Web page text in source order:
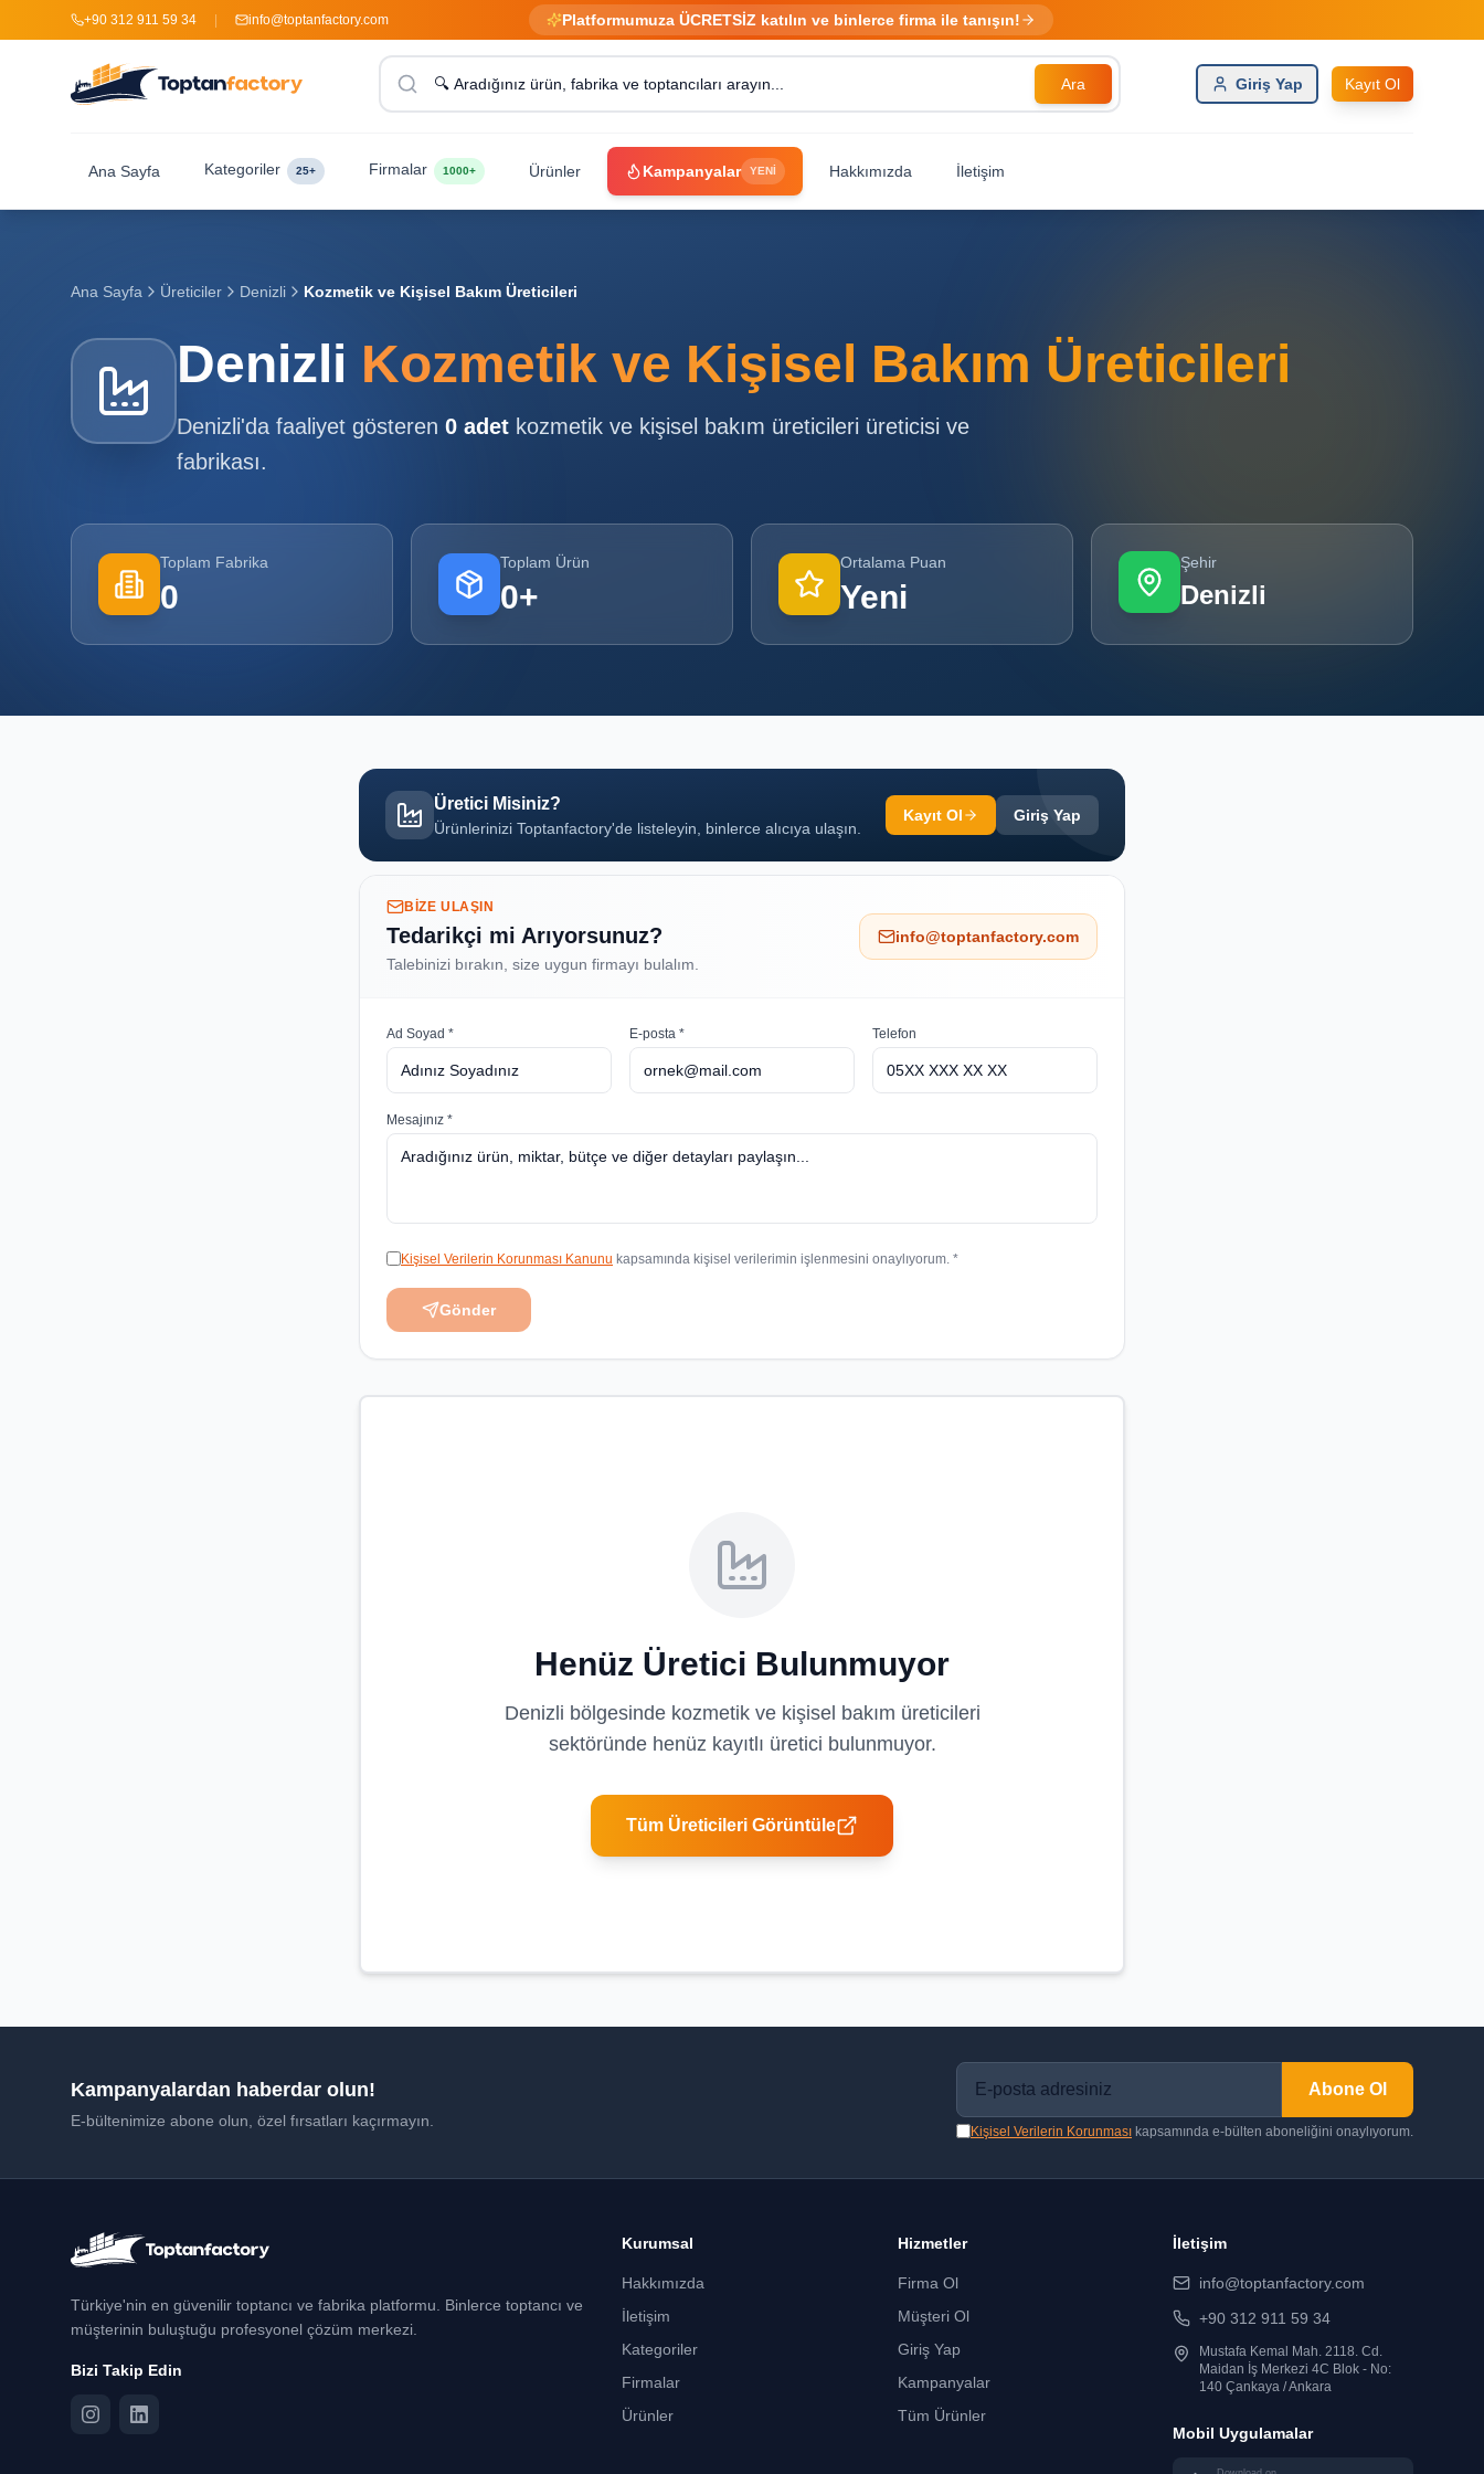
+90 312 911 59 34 info@toptanfactory.com Platformumuza ÜCRETSİZ katılın ve binlerce firma ile tanışın!
Ara Giriş Yap Kayıt Ol
Ana Sayfa Kategoriler 25+ Firmalar 1000+ Ürünler Kampanyalar YENİ Hakkımızda İletişim
Ana Sayfa Üreticiler Denizli Kozmetik ve Kişisel Bakım Üreticileri
Denizli Kozmetik ve Kişisel Bakım Üreticileri
Denizli'da faaliyet gösteren 0 adet kozmetik ve kişisel bakım üreticileri üreticisi ve
fabrikası.
Toplam Fabrika
0
Toplam Ürün
0+
Ortalama Puan
Yeni
Şehir
Denizli
Üretici Misiniz?
Ürünlerinizi Toptanfactory'de listeleyin, binlerce alıcıya ulaşın.
Kayıt Ol Giriş Yap
BIZE ULAŞIN
Tedarikçi mi Arıyorsunuz?
Talebinizi bırakın, size uygun firmayı bulalım.
info@toptanfactory.com
Ad Soyad * E-posta * Telefon
Mesajınız *
Kişisel Verilerin Korunması Kanunu kapsamında kişisel verilerimin işlenmesini onaylıyorum. *
Gönder
Henüz Üretici Bulunmuyor
Denizli bölgesinde kozmetik ve kişisel bakım üreticileri
sektöründe henüz kayıtlı üretici bulunmuyor.
Tüm Üreticileri Görüntüle
Kampanyalardan haberdar olun!
E-bültenimize abone olun, özel fırsatları kaçırmayın.
Abone Ol
Kişisel Verilerin Korunması kapsamında e-bülten aboneliğini onaylıyorum.
Türkiye'nin en güvenilir toptancı ve fabrika platformu. Binlerce toptancı ve
müşterinin buluştuğu profesyonel çözüm merkezi.
Bizi Takip Edin
Kurumsal
Hakkımızda
İletişim
Kategoriler
Firmalar
Ürünler
Hizmetler
Firma Ol
Müşteri Ol
Giriş Yap
Kampanyalar
Tüm Ürünler
İletişim
info@toptanfactory.com
+90 312 911 59 34
Mustafa Kemal Mah. 2118. Cd.
Maidan İş Merkezi 4C Blok - No:
140 Çankaya / Ankara
Mobil Uygulamalar